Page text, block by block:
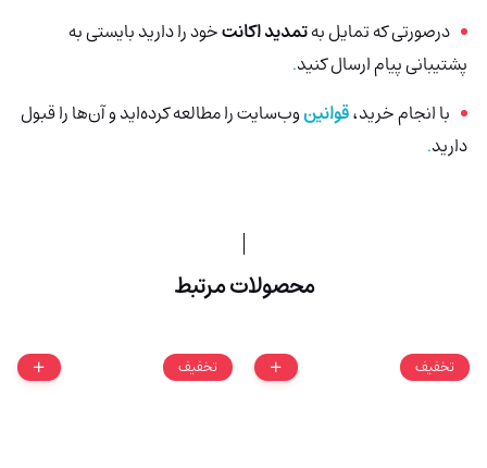
درصورتی که تمایل بهتمدید اکانتخود را دارید بایستی به
پشتیبانی پیام ارسال کنید.
با انجام خرید،قوانینوب‌سایت را مطالعه کرده‌اید و آن‌ها را قبول
دارید.
محصولات مرتبط
تخفیف تخفیف